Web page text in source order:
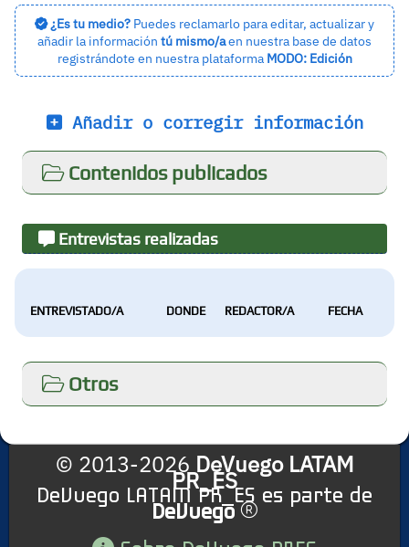
¿Es tu medio? Puedes reclamarlo para editar, actualizar y
añadir la información tú mismo/aen nuestra base de datos
registrándote en nuestra plataforma MODO: Edición
Añadir o corregir información
Contenidos publicados
Entrevistas realizadas
ENTREVISTADO/A DONDE REDACTOR/A FECHA
Otros
© 2013-2026 DeVuego LATAM
PR_ES
DeVuego LATAM PR_ES es parte de
DeVuego